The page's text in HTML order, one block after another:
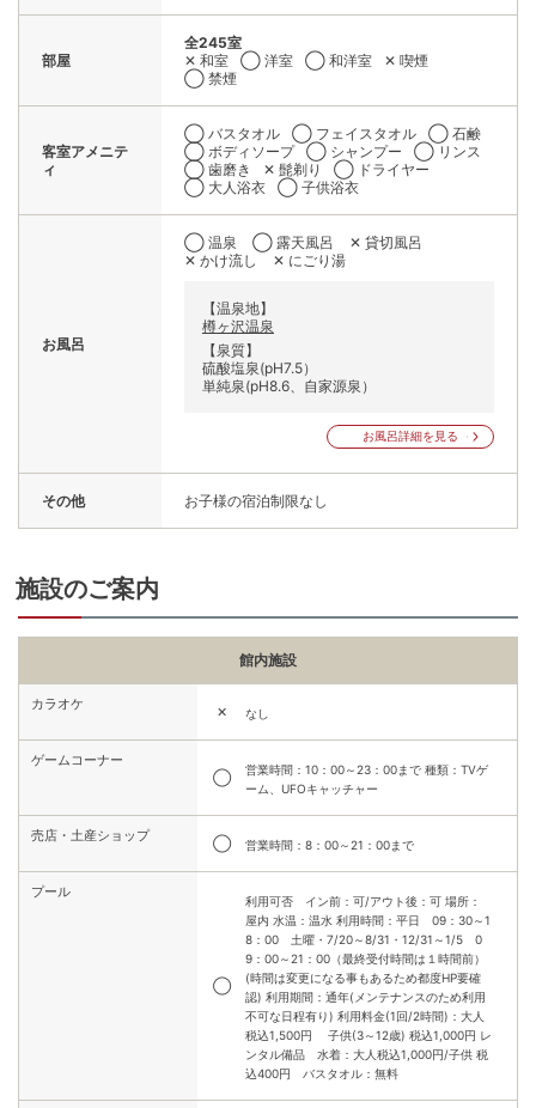
部屋
全245室
✕ 和室
◯ 洋室 ◯ 和洋室
✕ 喫煙
◯ 禁煙
客室アメニテ
ィ
◯ バスタオル ◯ フェイスタオル
◯ 石鹸
◯ ボディソープ
◯ シャンプー
◯ リンス
◯ 歯磨き
✕ 髭剃り
◯ ドライヤー
◯ 大人浴衣
◯ 子供浴衣
お風呂
◯ 温泉 ◯ 露天風呂
✕ 貸切風呂
✕ かけ流し
✕ にごり湯
【温泉地】
樽ヶ沢温泉
【泉質】
硫酸塩泉(pH7.5）
単純泉(pH8.6、自家源泉）
お風呂詳細を見る
その他 お子様の宿泊制限なし
施設のご案内
館内施設
カラオケ
✕ なし
ゲームコーナー
◯
営業時間：10：00～23：00まで 種類：TVゲ
ーム、UFOキャッチャー
売店・土産ショップ
◯ 営業時間：8：00～21：00まで
プール
◯
利用可否 イン前：可/アウト後：可 場所：
屋内 水温：温水 利用時間：平日 09：30～1
8：00 土曜・7/20～8/31・12/31～1/5 0
9：00～21：00（最終受付時間は１時間前）
(時間は変更になる事もあるため都度HP要確
認) 利用期間：通年(メンテナンスのため利用
不可な日程有り) 利用料金(1回/2時間)：大人
税込1,500円 子供(3～12歳) 税込1,000円 レ
ンタル備品 水着：大人税込1,000円/子供 税
込400円 バスタオル：無料